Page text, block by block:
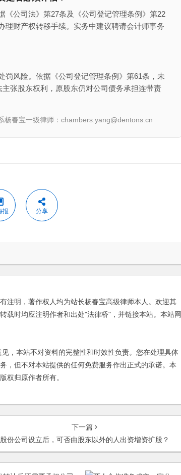
《公司法》第27条及《公司登记管理条例》第22
理财产权转移手续。实务中建议聘请会计师事务
罚风险。依据《公司登记管理条例》第61条，未
张股东权利，原股东仍对公司债务承担连带责
杨春宝一级律师：chambers.yang@dentons.cn
报 分享
注明，著作权人均为站长杨春宝高级律师本人。欢迎其
载时均应注明作者和出处"法律桥"，并链接本站。本站网
本站不对资料的完整性和时效性负责。您在处理具体
，但不对本站提供的任何免费服务作出正式的承诺。本
权归原作者所有。
下一篇
股份公司设立后，可否由股东以外的人出资增资扩股？